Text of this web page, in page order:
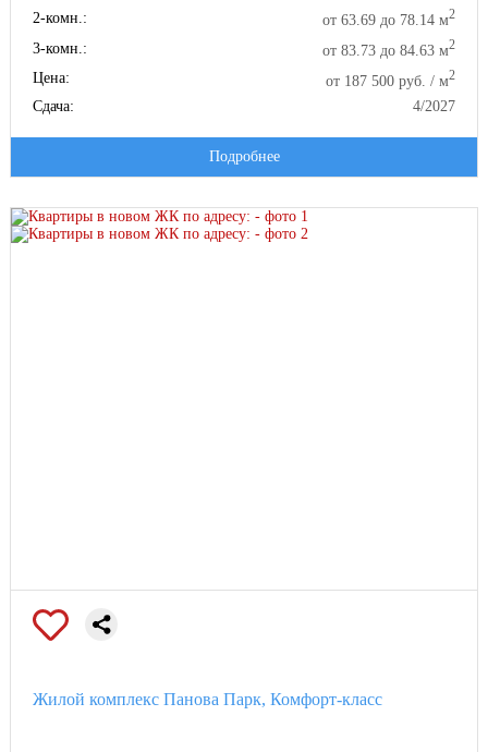
2-комн.: от 63.69 до 78.14 м2
3-комн.: от 83.73 до 84.63 м2
Цена: от 187 500 руб. / м2
Сдача: 4/2027
Подробнее
Жилой комплекс Панова Парк, Комфорт-класс